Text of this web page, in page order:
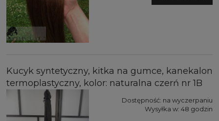
Kucyk syntetyczny, kitka na gumce, kanekalon
termoplastyczny, kolor: naturalna czerń nr 1B
Dostępność: na wyczerpaniu
Wysyłka w: 48 godzin